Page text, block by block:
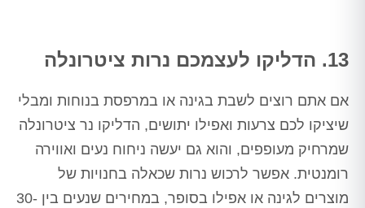
13. הדליקו לעצמכם נרות ציטרונלה
אם אתם רוצים לשבת בגינה או במרפסת בנוחות ומבלי
שיציקו לכם צרעות ואפילו יתושים, הדליקו נר ציטרונלה
שמרחיק מעופפים, והוא גם יעשה ניחוח נעים ואווירה
רומנטית. אפשר לרכוש נרות שכאלה בחנויות של
מוצרים לגינה או אפילו בסופר, במחירים שנעים בין 30-